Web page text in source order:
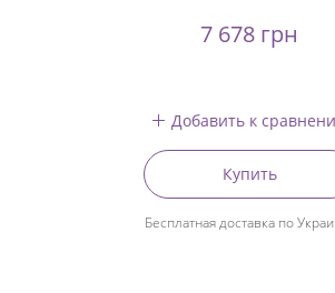
7 678 грн
Добавить к
Купить
Бесплатная доставка по